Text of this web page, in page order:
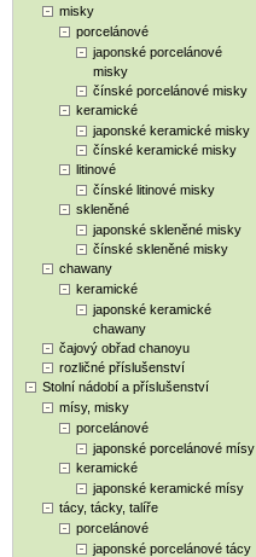
misky
porcelánové
japonské porcelánové
misky
čínské porcelánové misky
keramické
japonské keramické misky
čínské keramické misky
litinové
čínské litinové misky
skleněné
japonské skleněné misky
čínské skleněné misky
chawany
keramické
japonské keramické
chawany
čajový obřad chanoyu
rozličné příslušenství
Stolní nádobí a příslušenství
mísy, misky
porcelánové
japonské porcelánové mísy
keramické
japonské keramické mísy
tácy, tácky, talíře
porcelánové
japonské porcelánové tácy